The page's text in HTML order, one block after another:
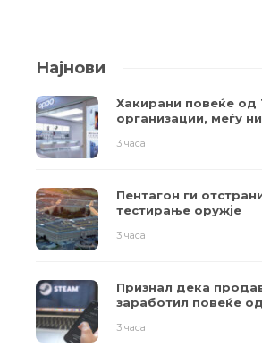
Најнови
Хакирани повеќе од
организации, меѓу
3 часа
Пентагон ги
тестирање оружје
3 часа
Признал дека
заработил повеќе
3 часа